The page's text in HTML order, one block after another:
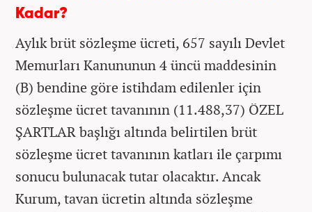
Kadar?
Aylık brüt sözleşme ücreti, 657 sayılı Devlet
Memurları Kanununun 4 üncü maddesinin
(B) bendine göre istihdam edilenler için
sözleşme ücret tavanının (11.488,37) ÖZEL
ŞARTLAR başlığı altında belirtilen brüt
sözleşme ücret tavanının katları ile çarpımı
sonucu bulunacak tutar olacaktır. Ancak
Kurum, tavan ücretin altında sözleşme